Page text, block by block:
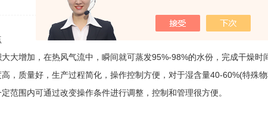
增加，在热风气流中，瞬间就可蒸发95%-98%的水份，完成干燥时
质量好，生产过程简化，操作控制方便，对于湿含量40-60%(特殊
范围内可通过改变操作条件进行调整，控制和管理很方便。